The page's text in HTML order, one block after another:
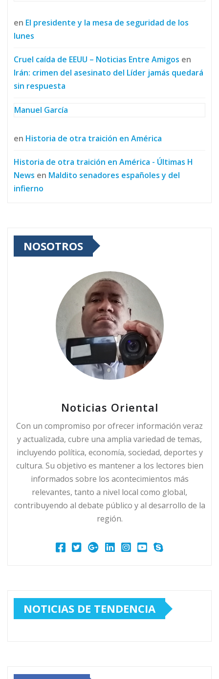
en El presidente y la mesa de seguridad de los
lunes
Cruel caída de EEUU – Noticias Entre Amigos en
Irán: crimen del asesinato del Líder jamás quedará
sin respuesta
Manuel García
en Historia de otra traición en América
Historia de otra traición en América - Últimas H
News en Maldito senadores españoles y del
infierno
NOSOTROS
Noticias Oriental
Con un compromiso por ofrecer información veraz
y actualizada, cubre una amplia variedad de temas,
incluyendo política, economía, sociedad, deportes y
cultura. Su objetivo es mantener a los lectores bien
informados sobre los acontecimientos más
relevantes, tanto a nivel local como global,
contribuyendo al debate público y al desarrollo de la
región.
NOTICIAS DE TENDENCIA